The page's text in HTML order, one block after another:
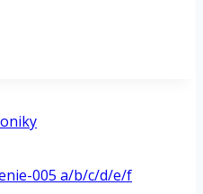
005 a/b/c/d/e/f